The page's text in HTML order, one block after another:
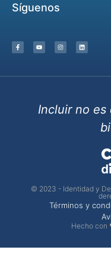
Síguenos
Incluir no es
© 2023 - Identidad y
Términos y
Hecho con